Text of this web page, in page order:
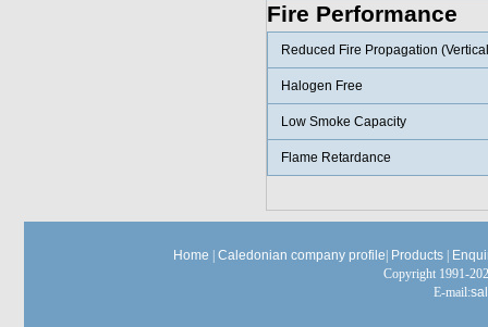
Fire Performance
Reduced Fire Propagation
Halogen Free
Low Smoke Capacity
Flame Retardance
Home Caledonian company profile Products
Copyright 1991-
E-mail: